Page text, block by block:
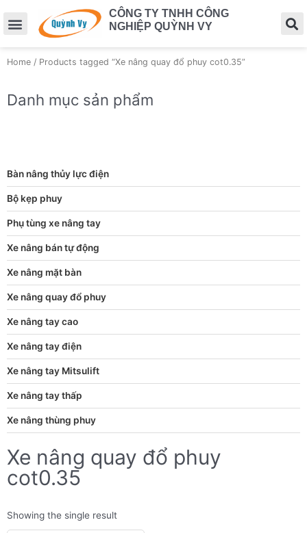
CÔNG TY TNHH CÔNG
NGHIỆP QUỲNH VY
Home / Products tagged “Xe nâng quay đổ phuy cot0.35”
Danh mục sản phẩm
Bàn nâng thủy lực điện
Bộ kẹp phuy
Phụ tùng xe nâng tay
Xe nâng bán tự động
Xe nâng mặt bàn
Xe nâng quay đổ phuy
Xe nâng tay cao
Xe nâng tay điện
Xe nâng tay Mitsulift
Xe nâng tay thấp
Xe nâng thùng phuy
Xe nâng quay đổ phuy
cot0.35
Showing the single result